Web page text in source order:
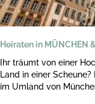
Heiraten in MÜNCHEN
Ihr träumt von einer
Land in einer
im Umland von